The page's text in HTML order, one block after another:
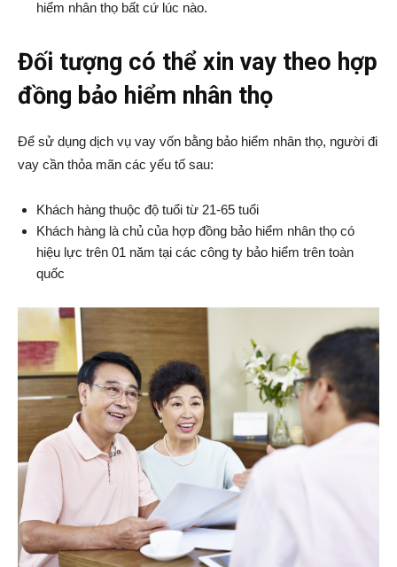
hiểm nhân thọ bất cứ lúc nào.
Đối tượng có thể xin vay theo hợp
đồng bảo hiểm nhân thọ
Để sử dụng dịch vụ vay vốn bằng bảo hiểm nhân thọ, người đi
vay cần thỏa mãn các yếu tố sau:
Khách hàng thuộc độ tuổi từ 21-65 tuổi
Khách hàng là chủ của hợp đồng bảo hiểm nhân thọ có
hiệu lực trên 01 năm tại các công ty bảo hiểm trên toàn
quốc